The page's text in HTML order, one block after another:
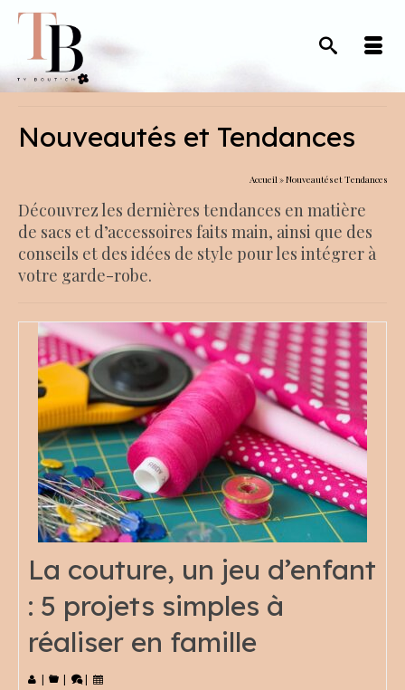
Nouveautés et Tendances
Accueil»Nouveautés et Tendances
Découvrez les dernières tendances en matière
de sacs et d’accessoires faits main, ainsi que des
conseils et des idées de style pour les intégrer à
votre garde-robe.
La couture, un jeu d’enfant
: 5 projets simples à
réaliser en famille